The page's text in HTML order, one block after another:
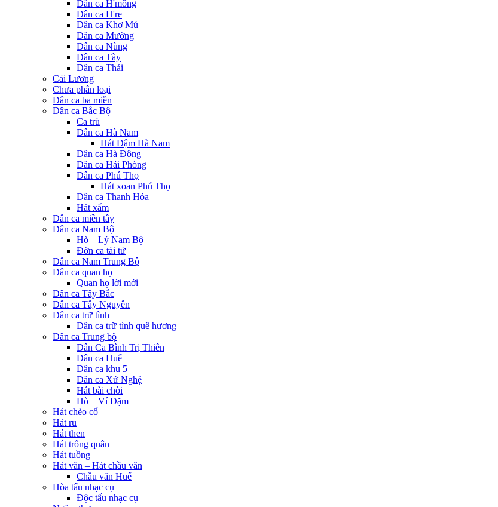
Dân ca H'mông
Dân ca H're
Dân ca Khơ Mú
Dân ca Mường
Dân ca Nùng
Dân ca Tày
Dân ca Thái
Cải Lương
Chưa phân loại
Dân ca ba miền
Dân ca Bắc Bộ
Ca trù
Dân ca Hà Nam
Hát Dậm Hà Nam
Dân ca Hà Đông
Dân ca Hải Phòng
Dân ca Phú Thọ
Hát xoan Phú Thọ
Dân ca Thanh Hóa
Hát xẩm
Dân ca miền tây
Dân ca Nam Bộ
Hò – Lý Nam Bộ
Đờn ca tài tử
Dân ca Nam Trung Bộ
Dân ca quan họ
Quan họ lời mới
Dân ca Tây Bắc
Dân ca Tây Nguyên
Dân ca trữ tình
Dân ca trữ tình quê hương
Dân ca Trung bộ
Dân Ca Bình Trị Thiên
Dân ca Huế
Dân ca khu 5
Dân ca Xứ Nghệ
Hát bài chòi
Hò – Ví Dặm
Hát chèo cổ
Hát ru
Hát then
Hát trống quân
Hát tuồng
Hát văn – Hát chầu văn
Chầu văn Huế
Hòa tấu nhạc cụ
Độc tấu nhạc cụ